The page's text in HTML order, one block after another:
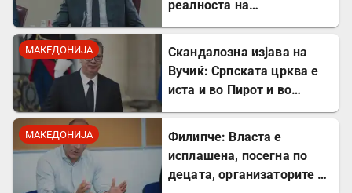
реалноста на
МАКЕДОНИЈА
Скандалозна изјава на
Вучиќ: Српската црква е
иста и во Пирот и во
МАКЕДОНИЈА
Филипче: Власта е
исплашена, посегна по
децата, организаторите и